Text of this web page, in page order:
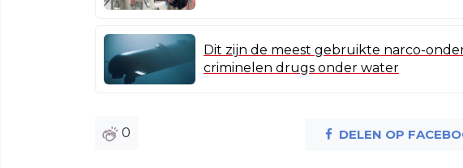
Dit zijn de meest gebruikte narco-
criminelen drugs onder water
0 DELEN OP